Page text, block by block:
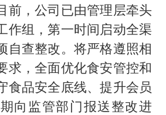
前，公司已由管理层牵头
作组，第一时间启动全渠
自查整改。将严格遵照相
求，全面优化食安管控和
食品安全底线、提升会员
向监管部门报送整改进